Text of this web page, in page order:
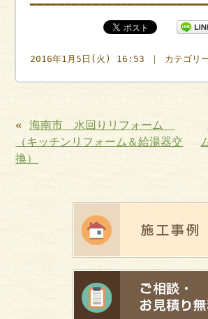
2016年1月5日(火) 16:53 ｜ カテゴリー
«海南市 水回りリフォーム
（キッチンリフォーム＆給湯器交
換）